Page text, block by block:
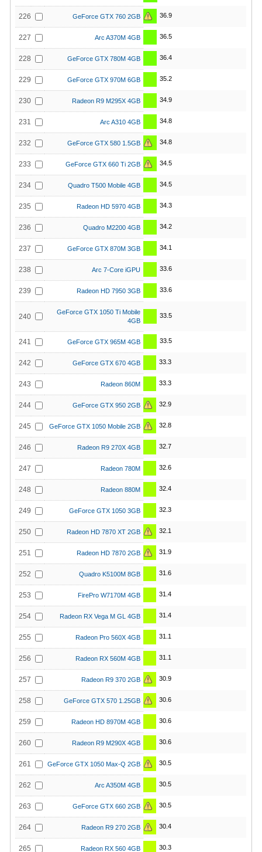
226 GeForce GTX 760 2GB 36.9
227 Arc A370M 4GB 36.5
228 GeForce GTX 780M 4GB 36.4
229 GeForce GTX 970M 6GB 35.2
230 Radeon R9 M295X 4GB 34.9
231 Arc A310 4GB 34.8
232 GeForce GTX 580 1.5GB 34.8
233 GeForce GTX 660 Ti 2GB 34.5
234 Quadro T500 Mobile 4GB 34.5
235 Radeon HD 5970 4GB 34.3
236 Quadro M2200 4GB 34.2
237 GeForce GTX 870M 3GB 34.1
238 Arc 7-Core iGPU 33.6
239 Radeon HD 7950 3GB 33.6
240
GeForce GTX 1050 Ti Mobile
4GB
33.5
241 GeForce GTX 965M 4GB 33.5
242 GeForce GTX 670 4GB 33.3
243 Radeon 860M 33.3
244 GeForce GTX 950 2GB 32.9
245 GeForce GTX 1050 Mobile 2GB 32.8
246 Radeon R9 270X 4GB 32.7
247 Radeon 780M 32.6
248 Radeon 880M 32.4
249 GeForce GTX 1050 3GB 32.3
250 Radeon HD 7870 XT 2GB 32.1
251 Radeon HD 7870 2GB 31.9
252 Quadro K5100M 8GB 31.6
253 FirePro W7170M 4GB 31.4
254 Radeon RX Vega M GL 4GB 31.4
255 Radeon Pro 560X 4GB 31.1
256 Radeon RX 560M 4GB 31.1
257 Radeon R9 370 2GB 30.9
258 GeForce GTX 570 1.25GB 30.6
259 Radeon HD 8970M 4GB 30.6
260 Radeon R9 M290X 4GB 30.6
261 GeForce GTX 1050 Max-Q 2GB 30.5
262 Arc A350M 4GB 30.5
263 GeForce GTX 660 2GB 30.5
264 Radeon R9 270 2GB 30.4
265 Radeon RX 560 4GB 30.3